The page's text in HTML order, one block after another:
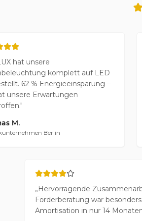
hat unsere
komplett auf LED
62 % Energieeinsparung –
unsere Erwartungen
"
M.
Berlin
„Hervorragende
Förderberatung war
Amortisation in nur 14